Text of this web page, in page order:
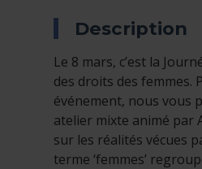
Description
Le 8 mars, c’est la
des droits des femmes.
événement, nous vous
atelier mixte animé par
sur les réalités vécues
terme ‘femmes’